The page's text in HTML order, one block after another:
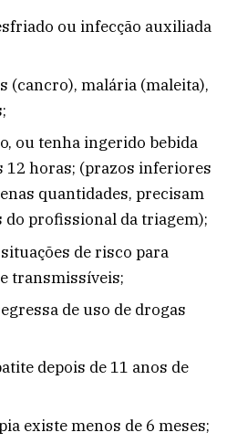
ou infecção auxiliada
(cancro), malária (maleita),
ou tenha ingerido bebida
12 horas; (prazos inferiores
quantidades, precisam
do profissional da triagem);
de risco para
transmissíveis;
de uso de drogas
depois de 11 anos de
existe menos de 6 meses;